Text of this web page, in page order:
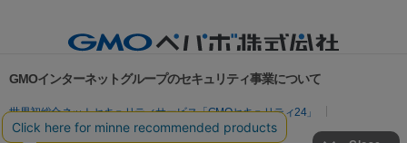
GMOインターネットグループのセキュリティ事業について
世界初総合ネットセキュリティサービス「GMOセキュリティ24」
パスワード漏洩診断
Webサイトリスク診断